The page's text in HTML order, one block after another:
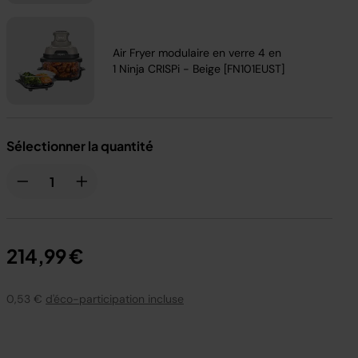
Air Fryer modulaire en verre 4 en
1 Ninja CRISPi - Beige [FN101EUST]
Sélectionner la quantité
214,99 €
0,53 € d'éco-participation incluse